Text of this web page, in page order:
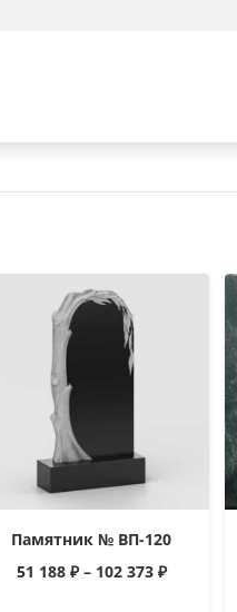
Памятник № ВП-120
51 188 ₽– 102 373 ₽